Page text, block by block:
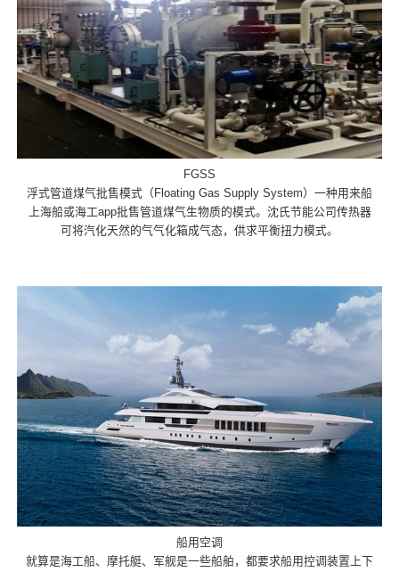
FGSS
浮式管道煤气批售模式（Floating Gas Supply System）一种用来船
上海船或海工app批售管道煤气生物质的模式。沈氏节能公司传热器
可将汽化天然的气气化箱成气态，供求平衡扭力模式。
船用空调
就算是海工船、摩托艇、军舰是一些船舶，都要求船用控调装置上下